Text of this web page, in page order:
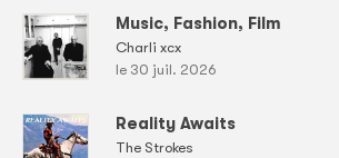
Music, Fashion, Film
Charli xcx
le 30 juil. 2026
Reality Awaits
The Strokes